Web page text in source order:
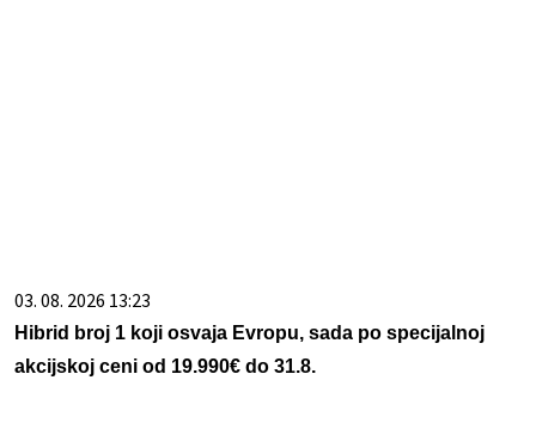
03. 08. 2026 13:23
Hibrid broj 1 koji osvaja Evropu, sada po specijalnoj
akcijskoj ceni od 19.990€ do 31.8.